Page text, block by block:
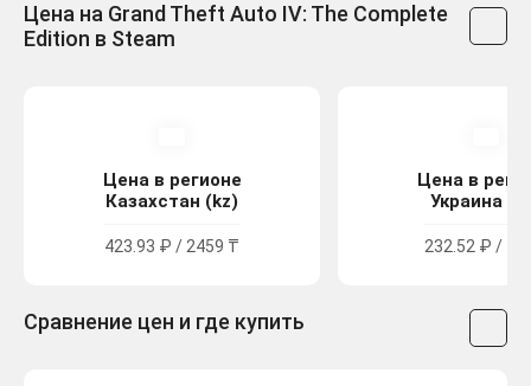
Цена на Grand Theft Auto IV: The Complete
Edition в Steam
Цена в регионе
Казахстан (kz)
423.93 ₽ / 2459 ₸
Цена в
Украина
232.52 ₽ /
Сравнение цен и где купить